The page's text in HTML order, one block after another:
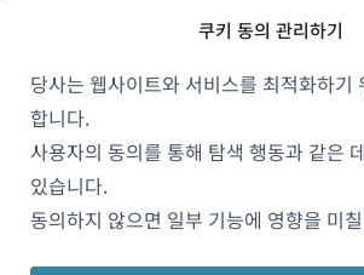
쿠키 동의 관리하기
당사는 웹사이트와 서비스를 최적화하기
합니다.
사용자의 동의를 통해 탐색 행동과 같은
있습니다.
동의하지 않으면 일부 기능에 영향을 미
WPML 소개
GDPR 및 개인정보 처리
창
(새
창
(새
창
(새
창